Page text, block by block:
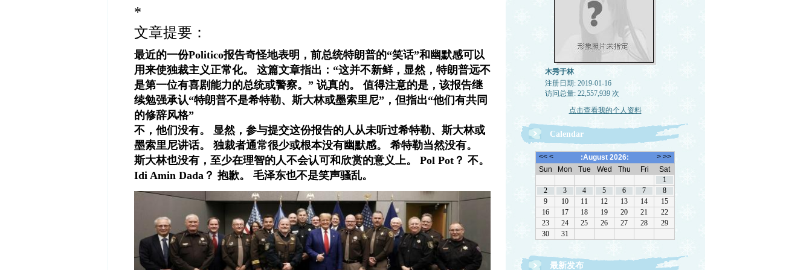
*
文章提要：
最近的一份Politico报告奇怪地表明，前总统特朗普的“笑话”和幽默感可以
用来使独裁主义正常化。 这篇文章指出：“这并不新鲜，显然，特朗普远不
是第一位有喜剧能力的总统或警察。” 说真的。 值得注意的是，该报告继
续勉强承认“特朗普不是希特勒、斯大林或墨索里尼”，但指出“他们有共同
的修辞风格”
不，他们没有。 显然，参与提交这份报告的人从未听过希特勒、斯大林或
墨索里尼讲话。 独裁者通常很少或根本没有幽默感。 希特勒当然没有。
斯大林也没有，至少在理智的人不会认可和欣赏的意义上。 Pol Pot？ 不。
Idi Amin Dada？ 抱歉。 毛泽东也不是笑声骚乱。
木秀于林
注册日期: 2019-01-16
访问总量: 22,557,939 次
点击查看我的个人资料
Calendar
最新发布